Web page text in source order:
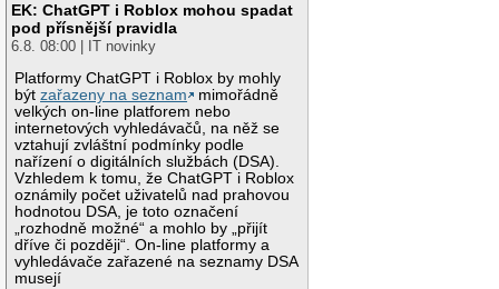
EK: ChatGPT i Roblox mohou spadat
pod přísnější pravidla
6.8. 08:00 | IT novinky
Platformy ChatGPT i Roblox by mohly
býtzařazeny na seznam
mimořádně
velkých on-line platforem nebo
internetových vyhledávačů, na něž se
vztahují zvláštní podmínky podle
nařízení o digitálních službách (DSA).
Vzhledem k tomu, že ChatGPT i Roblox
oznámily počet uživatelů nad prahovou
hodnotou DSA, je toto označení
„rozhodně možné“ a mohlo by „přijít
dříve či později“. On-line platformy a
vyhledávače zařazené na seznamy DSA
musejí